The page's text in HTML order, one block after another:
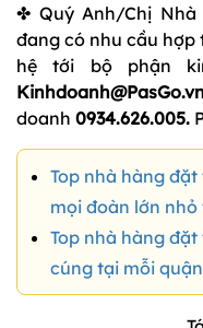
✤ Quý Anh/Chị
đang có nhu cầu hợp
hệ tới bộ phận
doanh 0934.626.005.
Top nhà hàng đặt
mọi đoàn lớn
Top nhà hàng
cúng tại mỗi